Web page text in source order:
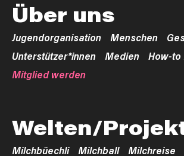
Über uns
Jugendorganisation Menschen
Unterstützer*innen
Medien
How-to
Mitglied werden
Welten/
Milchbüechli Milchball Milchreise